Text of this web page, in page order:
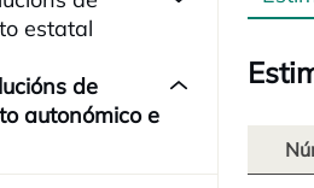
estatal
de
autonómico e